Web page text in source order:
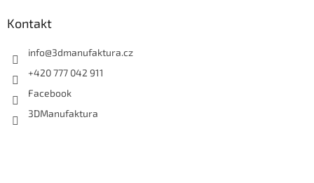
Kontakt
info@3dmanufaktura.cz
+420 777 042 911
Facebook
3DManufaktura